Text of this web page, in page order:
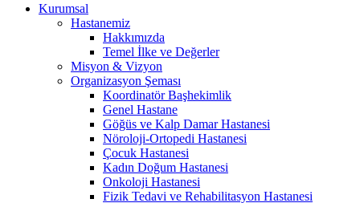
Kurumsal
Hastanemiz
Hakkımızda
Temel İlke ve Değerler
Misyon & Vizyon
Organizasyon Şeması
Koordinatör Başhekimlik
Genel Hastane
Göğüs ve Kalp Damar Hastanesi
Nöroloji-Ortopedi Hastanesi
Çocuk Hastanesi
Kadın Doğum Hastanesi
Onkoloji Hastanesi
Fizik Tedavi ve Rehabilitasyon Hastanesi